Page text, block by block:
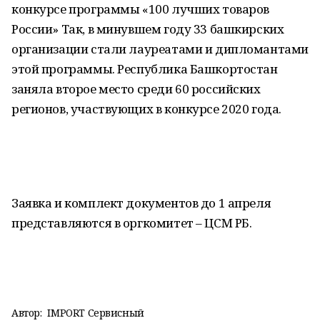
конкурсе программы «100 лучших товаров
России» Так, в минувшем году 33 башкирских
организации стали лауреатами и дипломантами
этой программы. Республика Башкортостан
заняла второе место среди 60 российских
регионов, участвующих в конкурсе 2020 года.
Заявка и комплект документов до 1 апреля
представляются в оргкомитет – ЦСМ РБ.
Автор: IMPORT Сервисный